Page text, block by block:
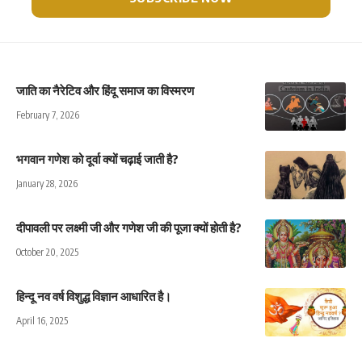
जाति का नैरेटिव और हिंदू समाज का विस्मरण
February 7, 2026
भगवान गणेश को दूर्वा क्यों चढ़ाई जाती है?
January 28, 2026
दीपावली पर लक्ष्मी जी और गणेश जी की पूजा क्यों होती है?
October 20, 2025
हिन्दू नव वर्ष विशुद्ध विज्ञान आधारित है।
April 16, 2025